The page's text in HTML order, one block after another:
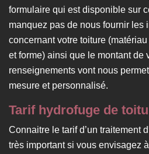
formulaire qui est disponible sur
manquez pas de nous fournir les
concernant votre toiture
et forme) ainsi que le montant de
renseignements vont nous
mesure et personnalisé.
Tarif hydrofuge de
Connaitre le tarif d’un traitement
très important si vous envisagez